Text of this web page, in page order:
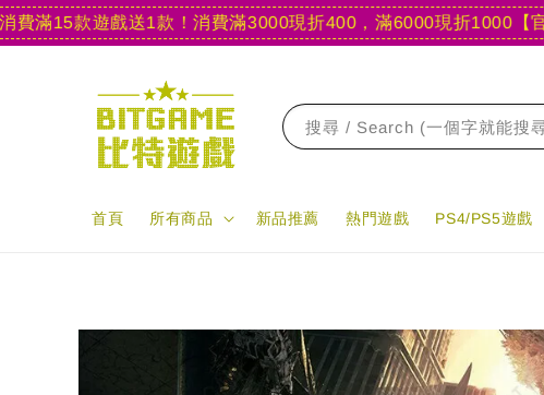
款遊戲送1款！消費滿3000現折400，滿6000現折1000【官網限
搜尋 / Search (一個字就能搜
首頁 所有商品 新品推薦 熱門遊戲 PS4/PS5遊戲